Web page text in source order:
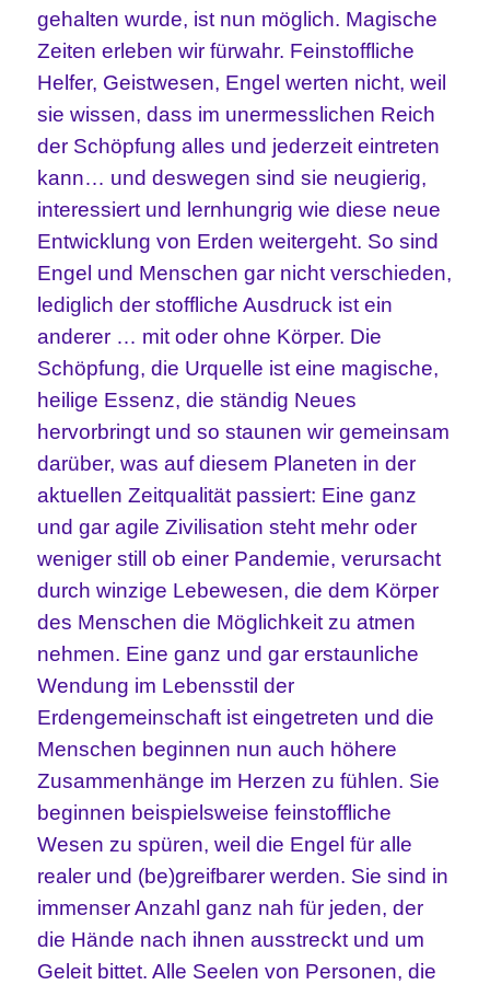
gehalten wurde, ist nun möglich. Magische
Zeiten erleben wir fürwahr. Feinstoffliche
Helfer, Geistwesen, Engel werten nicht, weil
sie wissen, dass im unermesslichen Reich
der Schöpfung alles und jederzeit eintreten
kann… und deswegen sind sie neugierig,
interessiert und lernhungrig wie diese neue
Entwicklung von Erden weitergeht. So sind
Engel und Menschen gar nicht verschieden,
lediglich der stoffliche Ausdruck ist ein
anderer … mit oder ohne Körper. Die
Schöpfung, die Urquelle ist eine magische,
heilige Essenz, die ständig Neues
hervorbringt und so staunen wir gemeinsam
darüber, was auf diesem Planeten in der
aktuellen Zeitqualität passiert: Eine ganz
und gar agile Zivilisation steht mehr oder
weniger still ob einer Pandemie, verursacht
durch winzige Lebewesen, die dem Körper
des Menschen die Möglichkeit zu atmen
nehmen. Eine ganz und gar erstaunliche
Wendung im Lebensstil der
Erdengemeinschaft ist eingetreten und die
Menschen beginnen nun auch höhere
Zusammenhänge im Herzen zu fühlen. Sie
beginnen beispielsweise feinstoffliche
Wesen zu spüren, weil die Engel für alle
realer und (be)greifbarer werden. Sie sind in
immenser Anzahl ganz nah für jeden, der
die Hände nach ihnen ausstreckt und um
Geleit bittet. Alle Seelen von Personen, die